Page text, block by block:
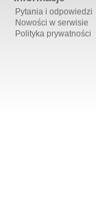
Pytania i odpowiedzi
Nowości w serwisie
Polityka prywatności